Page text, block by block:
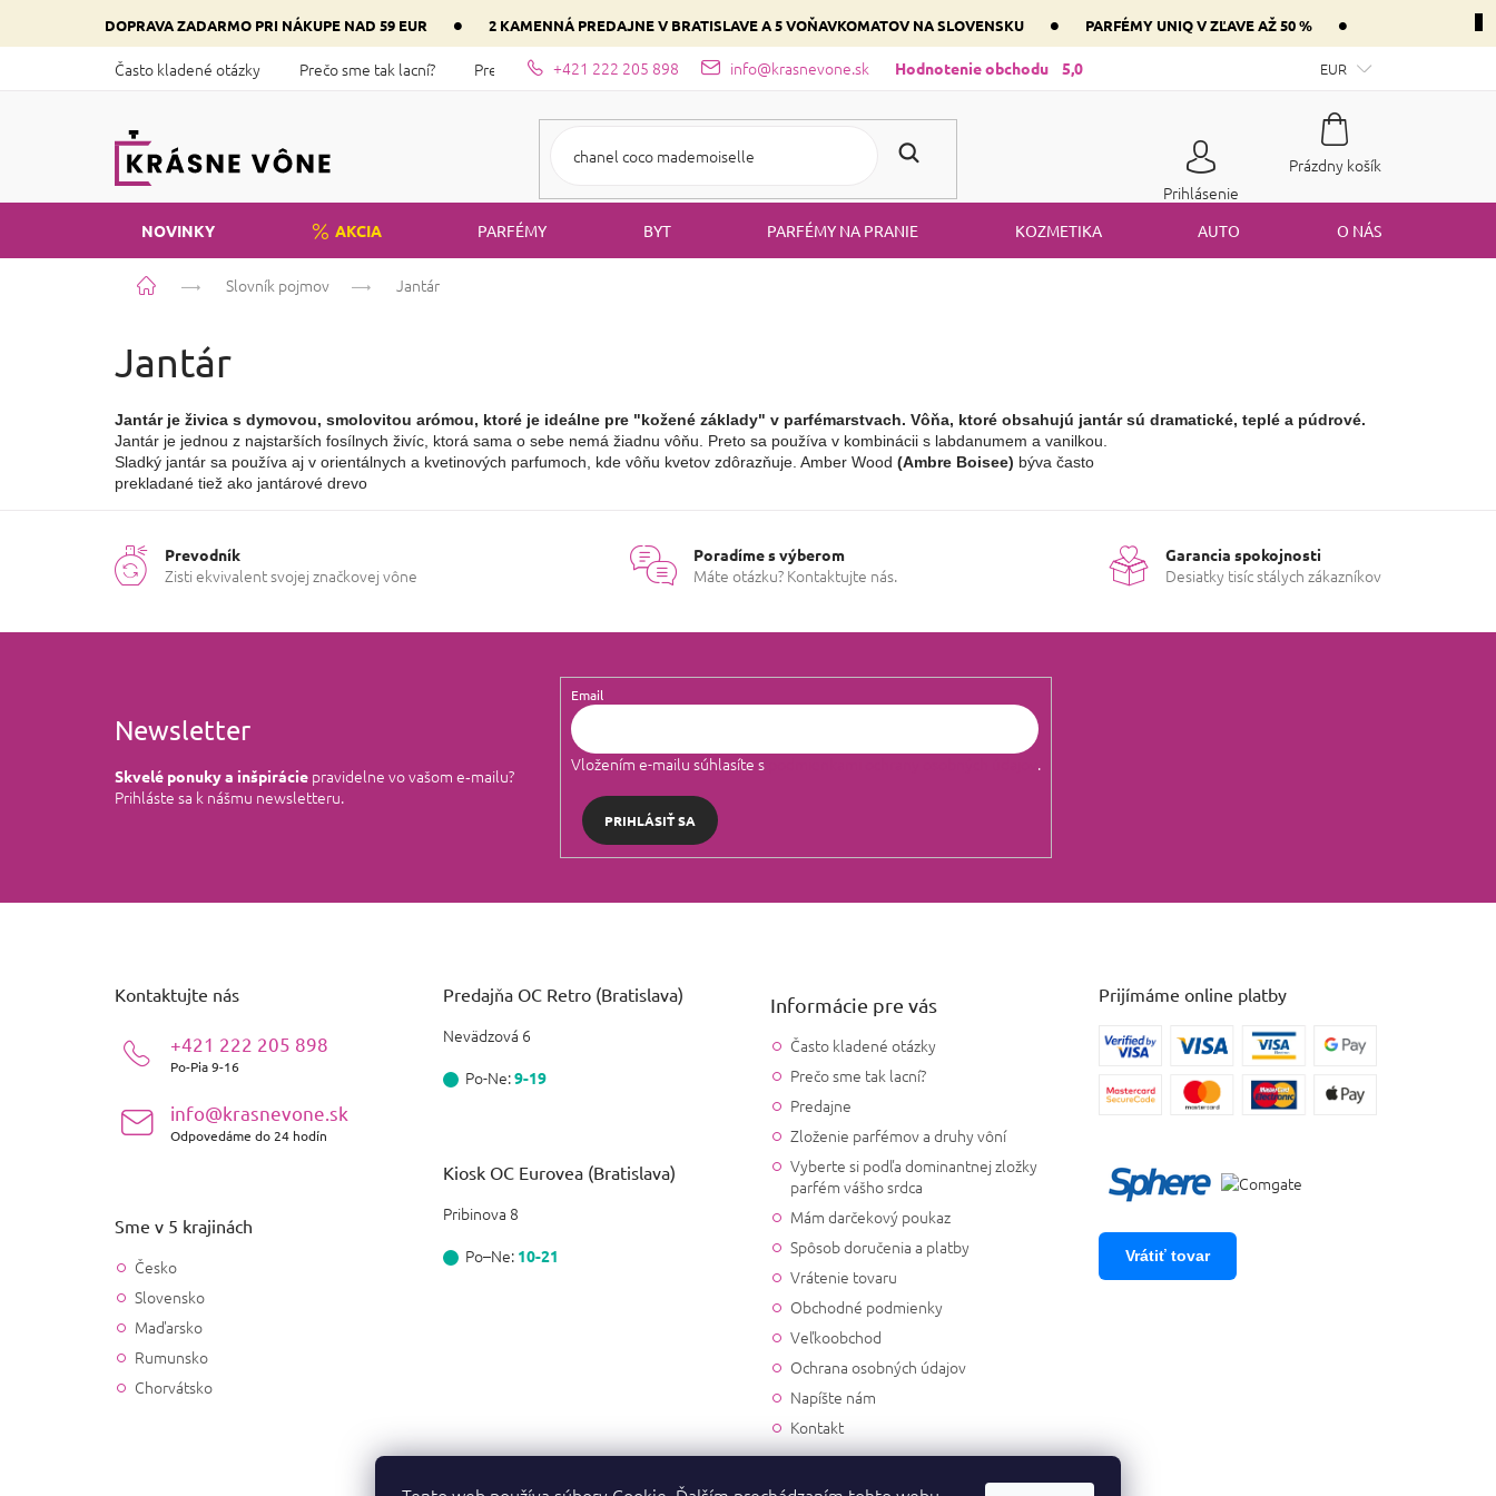
obsah
DOPRAVA ZADARMO PRI NÁKUPE NAD 59 EUR • 2 KAMENNÁ PREDAJNE V BRATISLAVE A 5 VOŇAVKOMATOV NA SLOVENSKU • PARFÉMY UNIQ V ZĽAVE AŽ 50 % •
+421 222 205 898 info@krasnevone.sk Hodnotenie obchodu 5,0
Často kladené otázky Prečo sme tak lacní? Predajne Zloženie parfémov a druhy vôní Vyberte si podľa dominantnej zložky parfém vášho srdca Mám darčekový poukaz
EUR
Prihlásenie
Nákupný
Prázdny košík
NOVINKY AKCIA PARFÉMY BYT PARFÉMY NA PRANIE KOZMETIKA AUTO O NÁS
Domov Slovník pojmov Jantár
Jantár
Jantár je živica s dymovou, smolovitou arómou, ktoré je ideálne pre "kožené základy" v parfémarstvach. Vôňa, ktoré obsahujú jantár sú dramatické, teplé a púdrové.
Jantár je jednou z najstarších fosílnych živíc, ktorá sama o sebe nemá žiadnu vôňu. Preto sa používa v kombinácii s labdanumem a vanilkou.
Sladký jantár sa používa aj v orientálnych a kvetinových parfumoch, kde vôňu kvetov zdôrazňuje. Amber Wood (Ambre Boisee) býva často
prekladané tiež ako jantárové drevo
Prevodník
Zisti ekvivalent svojej značkovej vône
Poradíme s výberom
Máte otázku? Kontaktujte nás.
Garancia spokojnosti
Desiatky tisíc stálych zákazníkov
Newsletter
Skvelé ponuky a inšpirácie pravidelne vo vašom e‑mailu?
Prihláste sa k nášmu newsletteru.
Email
Vložením e-mailu súhlasíte s .
PRIHLÁSIŤ SA
Kontaktujte nás
+421 222 205 898
Po-Pia 9-16
info@krasnevone.sk
Odpovedáme do 24 hodín
Sme v 5 krajinách
Česko
Slovensko
Maďarsko
Rumunsko
Chorvátsko
Predajňa OC Retro (Bratislava)
Nevädzová 6
Po-Ne:9-19
Kiosk OC Eurovea (Bratislava)
Pribinova 8
Po–Ne: 10-21
Informácie pre vás
Často kladené otázky
Prečo sme tak lacní?
Predajne
Zloženie parfémov a druhy vôní
Vyberte si podľa dominantnej zložky
parfém vášho srdca
Mám darčekový poukaz
Spôsob doručenia a platby
Vrátenie tovaru
Obchodné podmienky
Veľkoobchod
Ochrana osobných údajov
Napíšte nám
Kontakt
Prijímáme online platby
Vrátiť tovar